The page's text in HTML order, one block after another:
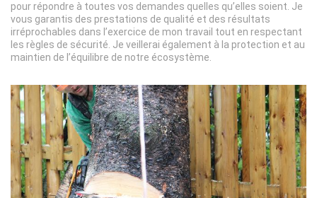
pour répondre à toutes vos demandes quelles qu’elles soient. Je
vous garantis des prestations de qualité et des résultats
irréprochables dans l’exercice de mon travail tout en respectant
les règles de sécurité. Je veillerai également à la protection et au
maintien de l’équilibre de notre écosystème.